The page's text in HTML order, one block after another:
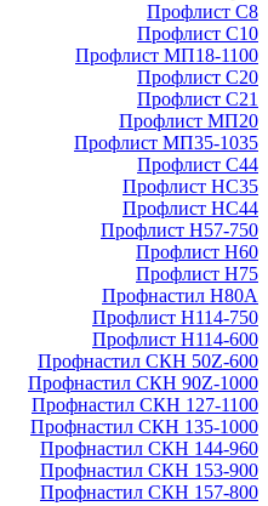
Профлист С8
Профлист С10
Профлист МП18-1100
Профлист С20
Профлист С21
Профлист МП20
Профлист МП35-1035
Профлист С44
Профлист НС35
Профлист НС44
Профлист Н57-750
Профлист Н60
Профлист Н75
Профнастил Н80А
Профлист Н114-750
Профлист Н114-600
Профнастил СКН 50Z-600
Профнастил СКН 90Z-1000
Профнастил СКН 127-1100
Профнастил СКН 135-1000
Профнастил СКН 144-960
Профнастил СКН 153-900
Профнастил СКН 157-800